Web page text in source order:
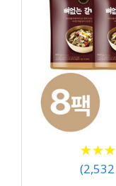
★★★
★★★
(2,532